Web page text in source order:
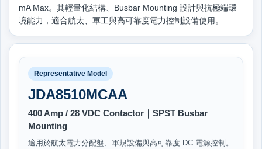
mA Max。其輕量化結構、Busbar Mounting 設計與抗極端環
境能力，適合航太、軍工與高可靠度電力控制設備使用。
Representative Model
JDA8510MCAA
400 Amp / 28 VDC Contactor｜SPST Busbar
Mounting
適用於航太電力分配盤、軍規設備與高可靠度 DC 電源控制。